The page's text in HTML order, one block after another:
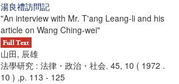
湯良禮訪問記
"An interview with Mr. T'ang Leang-li and his
article on Wang Ching-wei"
山田, 辰雄
法學研究 : 法律・政治・社会. 45, 10 ( 1972 .
10 ) ,p. 113 - 125